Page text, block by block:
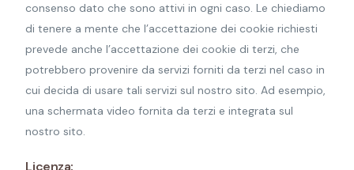
consenso dato che sono attivi in ogni caso. Le chiediamo
di tenere a mente che l’accettazione dei cookie richiesti
prevede anche l’accettazione dei cookie di terzi, che
potrebbero provenire da servizi forniti da terzi nel caso in
cui decida di usare tali servizi sul nostro sito. Ad esempio,
una schermata video fornita da terzi e integrata sul
nostro sito.